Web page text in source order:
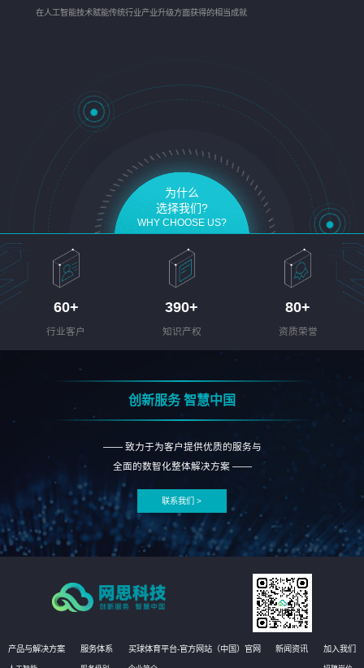
在人工智能技术赋能传统行业产业升级方面获得的相当成就
为什么
选择我们?
WHY CHOOSE US?
60+
行业客户
390+
知识产权
80+
资质荣誉
创新服务 智慧中国
—— 致力于为客户提供优质的服务与
全面的数智化整体解决方案 ——
联系我们 >
产品与解决方案 服务体系 买球体育平台-官方网站（中国）官网 新闻资讯 加入我们